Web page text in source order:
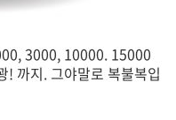
3000, 10000. 15000
! 까지. 그야말로 복불복입